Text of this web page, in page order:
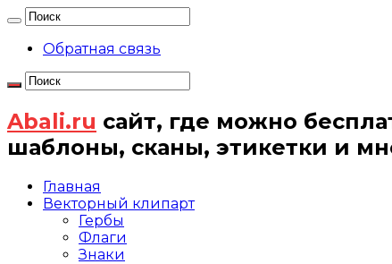
Обратная связь
Abali.ru сайт, где можно
шаблоны, сканы, этикетки и
Главная
Векторный клипарт
Гербы
Флаги
Знаки